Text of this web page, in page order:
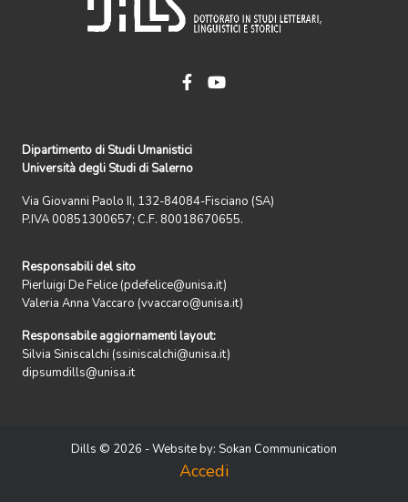
Dipartimento di Studi Umanistici
Università degli Studi di Salerno
Via Giovanni Paolo II, 132-84084-Fisciano (SA)
P.IVA 00851300657; C.F. 80018670655.
Responsabili del sito
Pierluigi De Felice (pdefelice@unisa.it)
Valeria Anna Vaccaro (vvaccaro@unisa.it)
Responsabile aggiornamenti layout:
Silvia Siniscalchi (ssiniscalchi@unisa.it)
dipsumdills@unisa.it
Dills © 2026 - Website by: Sokan Communication
Accedi